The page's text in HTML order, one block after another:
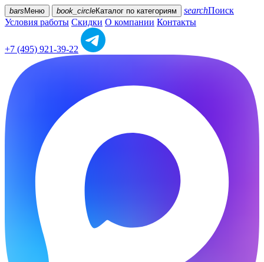
bars Меню book_circleКаталог по категориям searchПоиск
Условия работы Скидки О компании Контакты
+7 (495) 921-39-22